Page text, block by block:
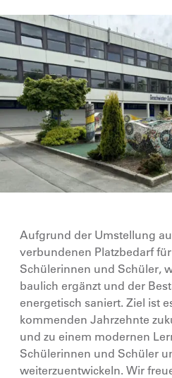
Aufgrund der Umstellung
verbundenen Platzbedarf
Schülerinnen und Schüler,
baulich ergänzt und der
energetisch saniert. Ziel ist
kommenden Jahrzehnte
und zu einem modernen
Schülerinnen und Schüler
weiterzuentwickeln. Wir